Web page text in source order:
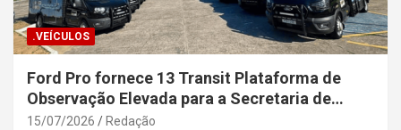
.VEÍCULOS
Ford Pro fornece 13 Transit Plataforma de
Observação Elevada para a Secretaria de
Segurança Pública da Bahia
15/07/2026 Redação